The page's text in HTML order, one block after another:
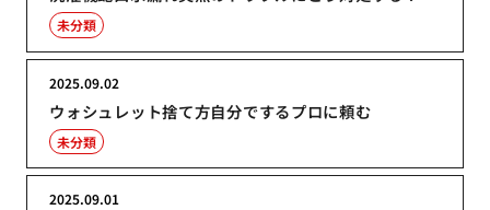
未分類
ウォシュレット捨て方自分でするプロに頼む
2025.09.02
未分類
2025.09.01